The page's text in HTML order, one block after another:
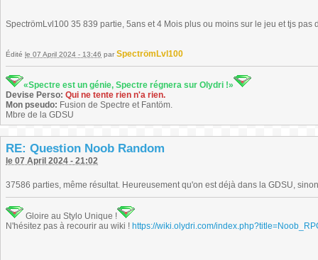
SpectrömLvl100 35 839 partie, 5ans et 4 Mois plus ou moins sur le jeu et tjs pas
Édité le 07 April 2024 - 13:46 par SpectrömLvl100
«Spectre est un génie, Spectre régnera sur Olydri !»
Devise Perso: Qui ne tente rien n'a rien.
Mon pseudo: Fusion de Spectre et Fantöm.
Mbre de la GDSU
RE: Question Noob Random
le 07 April 2024 - 21:02
37586 parties, même résultat. Heureusement qu'on est déjà dans la GDSU,
Gloire au Stylo Unique !
N'hésitez pas à recourir au wiki ! https://wiki.olydri.com/